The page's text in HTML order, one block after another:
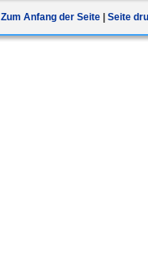
Zum Anfang der Seite Seite